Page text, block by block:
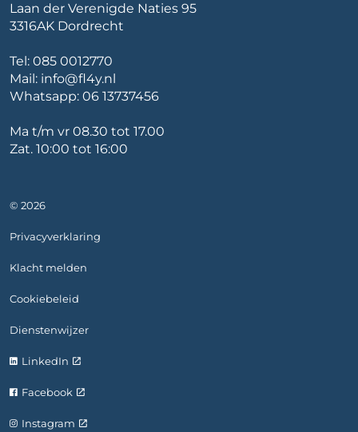
Laan der Verenigde Naties 95
3316AK Dordrecht
Tel: 085 0012770
Mail: info@fl4y.nl
Whatsapp: 06 13737456
Ma t/m vr 08.30 tot 17.00
Zat. 10:00 tot 16:00
© 2026
Privacyverklaring
Klacht melden
Cookiebeleid
Dienstenwijzer
LinkedIn
Facebook
Instagram